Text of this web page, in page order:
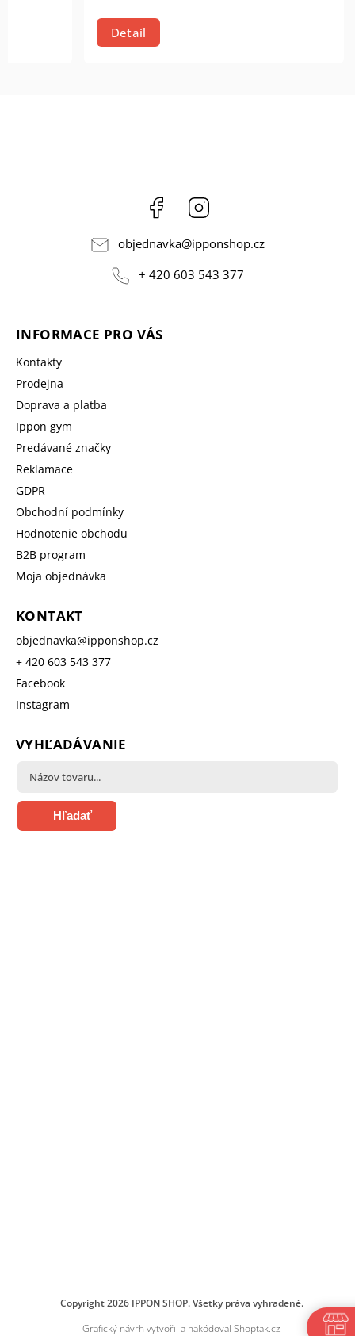
Detail
Facebook
objednavka@ipponshop.cz
+ 420 603 543 377
INFORMACE PRO VÁS
Kontakty
Prodejna
Doprava a platba
Ippon gym
Predávané značky
Reklamace
GDPR
Obchodní podmínky
Hodnotenie obchodu
B2B program
Moja objednávka
KONTAKT
objednavka@ipponshop.cz
+ 420 603 543 377
Facebook
Instagram
VYHĽADÁVANIE
Hľadať
Copyright 2026 IPPON SHOP. Všetky práva vyhradené.
Grafický návrh vytvořil a nakódoval Shoptak.cz